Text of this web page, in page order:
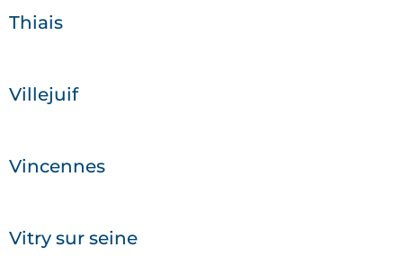
Thiais
Villejuif
Vincennes
Vitry sur seine